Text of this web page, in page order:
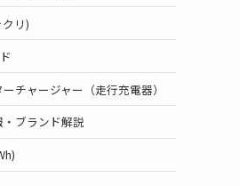
リ)
チャージャー（走行充電器）
ブランド解説